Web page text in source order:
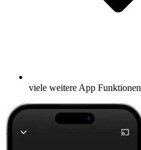
viele weitere App Funktionen